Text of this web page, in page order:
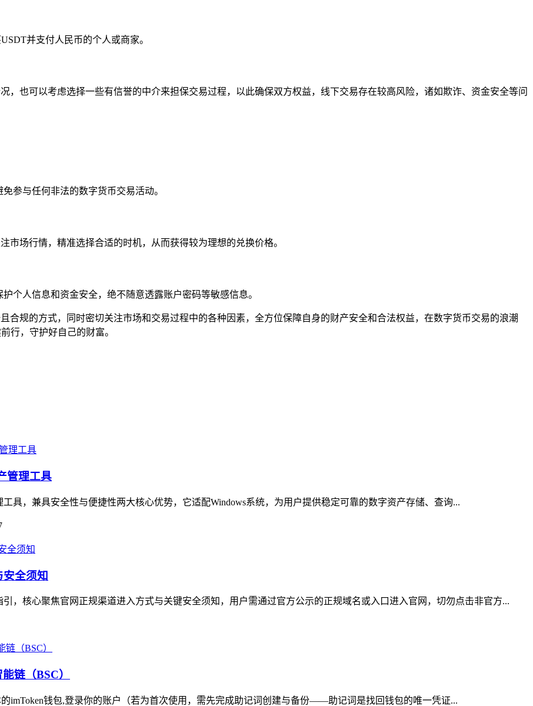
并支付人民币的个人或商家。
，也可以考虑选择一些有信誉的中介来担保交易过程，以此确保双方权益，线下交易存在较高风险，诸如欺诈、资金安全等问
参与任何非法的数字货币交易活动。
市场行情，精准选择合适的时机，从而获得较为理想的兑换价格。
个人信息和资金安全，绝不随意透露账户密码等敏感信息。
合规的方式，同时密切关注市场和交易过程中的各种因素，全方位保障自身的财产安全和合法权益，在数字货币交易的浪潮
行，守护好自己的财富。
管理工具
具，兼具安全性与便捷性两大核心优势，它适配Windows系统，为用户提供稳定可靠的数字资产存储、查询...
安全须知
，核心聚焦官网正规渠道进入方式与关键安全须知，用户需通过官方公示的正规域名或入口进入官网，切勿点击非官方...
链（BSC）
imToken钱包,登录你的账户（若为首次使用，需先完成助记词创建与备份——助记词是找回钱包的唯一凭证...